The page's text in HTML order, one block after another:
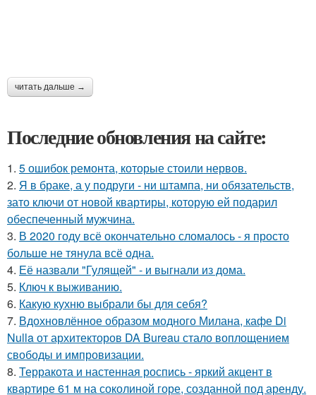
читать дальше →
Последние обновления на сайте:
1. 5 ошибок ремонта, которые стоили нервов.
2. Я в браке, а у подруги - ни штампа, ни обязательств,
зато ключи от новой квартиры, которую ей подарил
обеспеченный мужчина.
3. В 2020 году всё окончательно сломалось - я просто
больше не тянула всё одна.
4. Её назвали "Гулящей" - и выгнали из дома.
5. Ключ к выживанию.
6. Какую кухню выбрали бы для себя?
7. Вдохновлённое образом модного Милана, кафе Di
Nulla от архитекторов DA Bureau стало воплощением
свободы и импровизации.
8. Терракота и настенная роспись - яркий акцент в
квартире 61 м на соколиной горе, созданной под аренду.